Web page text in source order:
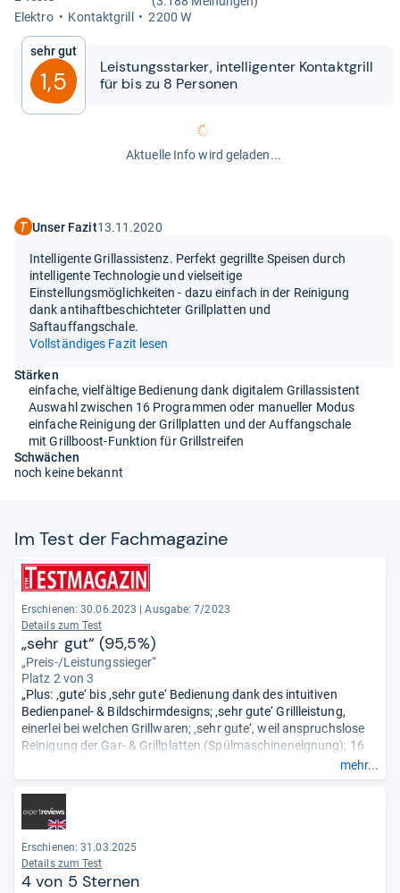
Elek­tro
Kon­takt­grill 2200 W
Sehr gut
1,5
Leis­tungs­star­ker, intel­li­gen­ter Kon­takt­grill
für bis zu 8 Per­so­nen
Aktuelle Info wird geladen...
Unser Fazit13.11.2020
Intelligente Grillassistenz. Perfekt gegrillte Speisen durch
intelligente Technologie und vielseitige
Einstellungsmöglichkeiten - dazu einfach in der Reinigung
dank antihaftbeschichteter Grillplatten und
Saftauffangschale.
Vollständiges Fazit lesen
Stärken
einfache, vielfältige Bedienung dank digitalem Grillassistent
Auswahl zwischen 16 Programmen oder manueller Modus
einfache Reinigung der Grillplatten und der Auffangschale
mit Grillboost-Funktion für Grillstreifen
Schwächen
noch keine bekannt
Im Test der Fach­ma­ga­zine
Erschienen: 30.06.2023 | Ausgabe: 7/2023
Details zum Test
„sehr gut“ (95,5%)
„Preis-/Leistungssieger“
Platz 2 von 3
„Plus: ‚gute‘ bis ‚sehr gute‘ Bedienung dank des intuitiven
Bedienpanel- & Bildschirmdesigns; ‚sehr gute‘ Grillleistung,
einerlei bei welchen Grillwaren; ‚sehr gute‘, weil anspruchslose
Reinigung der Gar- & Grillplatten (Spülmaschineneignung); 16
Gar- & Grillprogramme vorhanden; Timer einprogrammierbar ...
Minus: Grillplatten nicht an die Größe verschiedener Grillwaren
anpassbar; Grillplatten nur über-, nicht aber nebeneinander
verwendbar; langwieriger Vorheizvorgang ... Temperatur der
Grillplatten nicht einzeln einstellbar.“
mehr...
Erschienen: 31.03.2025
Details zum Test
4 von 5 Sternen